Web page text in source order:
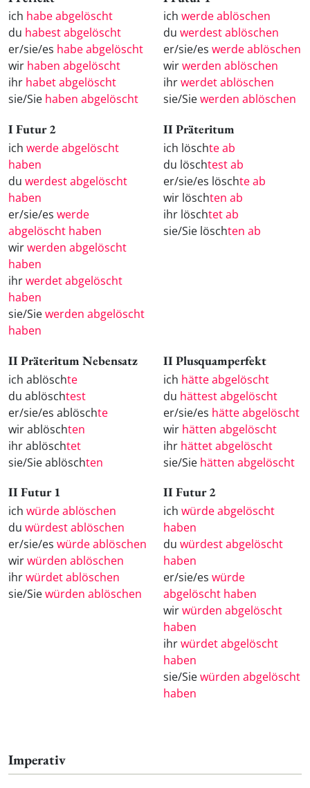
ich habe abgelöscht
du habest abgelöscht
er/sie/es habe abgelöscht
wir haben abgelöscht
ihr habet abgelöscht
sie/Sie haben abgelöscht
ich werde ablöschen
du werdest ablöschen
er/sie/es werde ablöschen
wirwerden ablöschen
ihrwerdet ablöschen
sie/Siewerden ablöschen
I Futur 2
ich werde abgelöscht
haben
du werdest abgelöscht
haben
er/sie/es werde
abgelöscht haben
wirwerden abgelöscht
haben
ihrwerdet abgelöscht
haben
sie/Siewerden abgelöscht
haben
II Präteritum
ich löschte ab
du löschtest ab
er/sie/es löschte ab
wir löschten ab
ihr löschtet ab
sie/Sie löschten ab
II Präteritum Nebensatz
ich ablöschte
du ablöschtest
er/sie/es ablöschte
wir ablöschten
ihr ablöschtet
sie/Sie ablöschten
II Plusquamperfekt
ich hätte abgelöscht
du hättest abgelöscht
er/sie/es hätte abgelöscht
wir hätten abgelöscht
ihr hättet abgelöscht
sie/Sie hätten abgelöscht
II Futur 1
ich würde ablöschen
du würdest ablöschen
er/sie/es würde ablöschen
wirwürden ablöschen
ihrwürdet ablöschen
sie/Siewürden ablöschen
II Futur 2
ich würde abgelöscht
haben
du würdest abgelöscht
haben
er/sie/es würde
abgelöscht haben
wirwürden abgelöscht
haben
ihrwürdet abgelöscht
haben
sie/Siewürden abgelöscht
haben
Imperativ